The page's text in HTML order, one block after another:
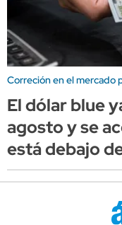
Correción en el mercado
El dólar blue
agosto y se
está debajo